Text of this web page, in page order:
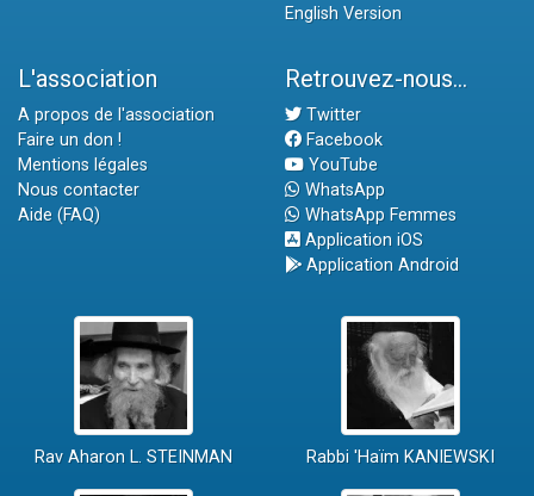
English Version
L'association
A propos de l'association
Faire un don !
Mentions légales
Nous contacter
Aide (FAQ)
Retrouvez-nous...
Twitter
Facebook
YouTube
WhatsApp
WhatsApp Femmes
Application iOS
Application Android
Rav Aharon L. STEINMAN Rabbi 'Haïm KANIEWSKI